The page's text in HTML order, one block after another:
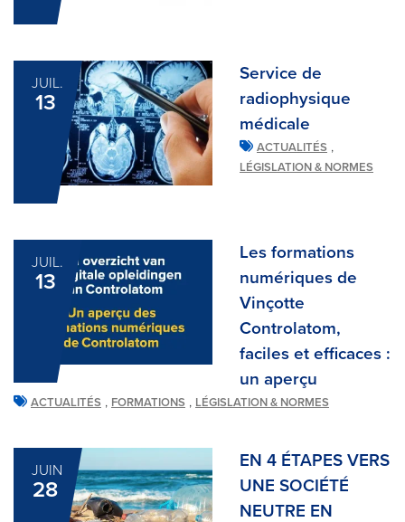
JUIL.
13
Service de
radiophysique
médicale
ACTUALITÉS ,
LÉGISLATION & NORMES
JUIL.
13
Les formations
numériques de
Vinçotte
Controlatom,
faciles et efficaces :
un aperçu
ACTUALITÉS , FORMATIONS , LÉGISLATION & NORMES
JUIN
28
EN 4 ÉTAPES VERS
UNE SOCIÉTÉ
NEUTRE EN